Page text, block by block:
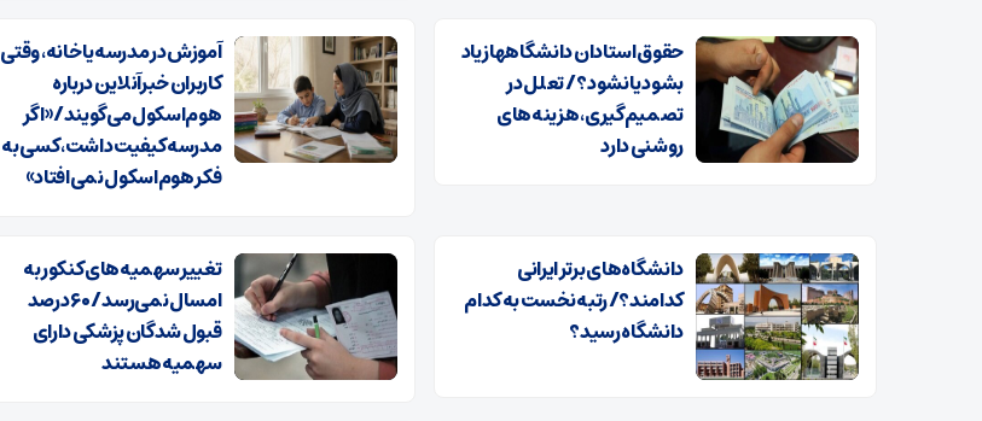
حقوق استادان دانشگاهها زیاد
بشود یا نشود؟ / تعلل در
تصمیم‌گیری، هزینه‌های
روشنی دارد
آموزش در مدرسه یا خانه، وقتی
کاربران خبرآنلاین درباره
هوم‌اسکول می‌گویند/ «اگر
مدرسه کیفیت داشت، کسی به
فکر هوم‌اسکول نمی‌افتاد»
دانشگاه‌های برتر ایرانی
کدامند؟/ رتبه نخست به کدام
دانشگاه‌ رسید؟
تغییر سهمیه‌های کنکور به
امسال نمی‌رسد / ۶۰ درصد
قبول شدگان پزشکی دارای
سهمیه هستند